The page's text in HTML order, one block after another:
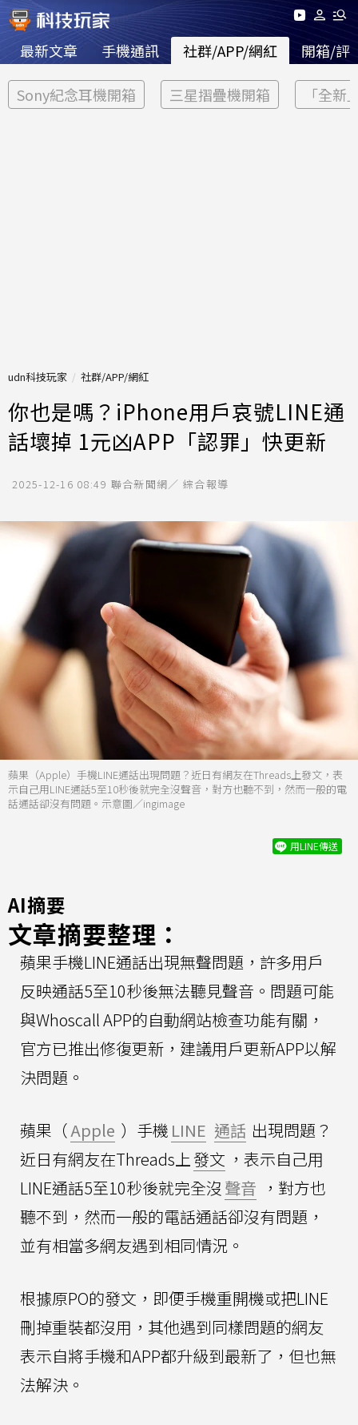
最新文章 手機通訊 社群/APP/網紅 開箱/評
Sony紀念耳機開箱 三星摺疊機開箱 「全新
udn科技玩家 社群/APP/網紅
你也是嗎？iPhone用戶哀號LINE通
話壞掉 1元凶APP「認罪」快更新
2025-12-16 08:49 聯合新聞網／ 綜合報導
蘋果（Apple）手機LINE通話出現問題？近日有網友在Threads上發文，表
示自己用LINE通話5至10秒後就完全沒聲音，對方也聽不到，然而一般的電
話通話卻沒有問題。示意圖／ingimage
用LINE傳送
AI摘要
文章摘要整理：
蘋果手機LINE通話出現無聲問題，許多用戶
反映通話5至10秒後無法聽見聲音。問題可能
與Whoscall APP的自動網站檢查功能有關，
官方已推出修復更新，建議用戶更新APP以解
決問題。
蘋果（Apple ）手機 LINE 通話 出現問題？
近日有網友在Threads上發文 ，表示自己用
LINE通話5至10秒後就完全沒 聲音 ，對方也
聽不到，然而一般的電話通話卻沒有問題，
並有相當多網友遇到相同情況。
根據原PO的發文，即便手機重開機或把LINE
刪掉重裝都沒用，其他遇到同樣問題的網友
表示自將手機和APP都升級到最新了，但也無
法解決。